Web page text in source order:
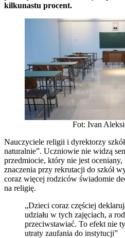
kilkunastu procent.
Fot: Ivan
Nauczyciele religii i dyrektorzy
naturalnie”. Uczniowie nie widzą
przedmiocie, który nie jest
znaczenia przy rekrutacji do szkół
coraz więcej rodziców świadomie
na religię.
„Dzieci coraz częściej
udziału w tych zajęciach, a
przeciwstawiać. To efekt nie
utraty zaufania do instytucji”